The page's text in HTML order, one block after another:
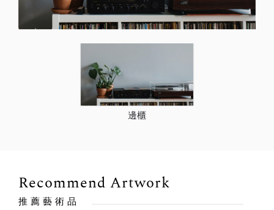
邊櫃
Recommend Artwork
推薦藝術品